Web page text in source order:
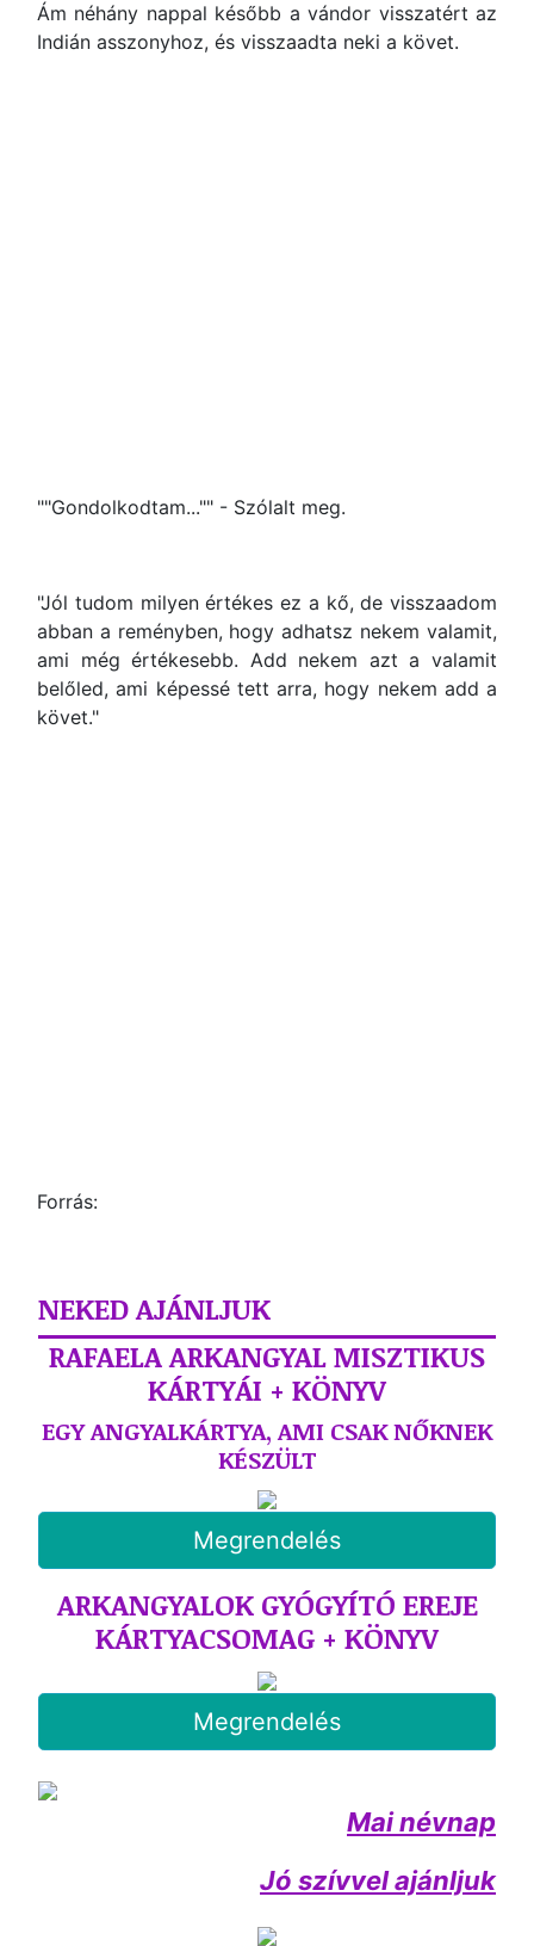
Ám néhány nappal később a vándor visszatért az
Indián asszonyhoz, és visszaadta neki a követ.
""Gondolkodtam..."" - Szólalt meg.
"Jól tudom milyen értékes ez a kő, de visszaadom
abban a reményben, hogy adhatsz nekem valamit,
ami még értékesebb. Add nekem azt a valamit
belőled, ami képessé tett arra, hogy nekem add a
követ."
Forrás:
NEKED AJÁNLJUK
RAFAELA ARKANGYAL MISZTIKUS
KÁRTYÁI + KÖNYV
EGY ANGYALKÁRTYA, AMI CSAK NŐKNEK
KÉSZÜLT
Megrendelés
ARKANGYALOK GYÓGYÍTÓ EREJE
KÁRTYACSOMAG + KÖNYV
Megrendelés
Mai névnap
Jó szívvel ajánljuk